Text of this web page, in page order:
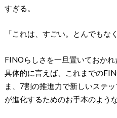
すぎる。
「これは、すごい。とんでもな
FINOらしさを一旦置いておかれ
具体的に言えば、これまでの
ま、7割の推進力で新しいステ
が進化するためのお手本のよう